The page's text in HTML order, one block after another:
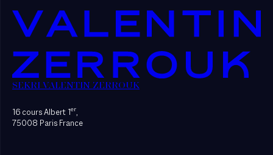
SEKRI VALENTIN ZERROUK
16 cours Albert 1er,
75008 Paris France